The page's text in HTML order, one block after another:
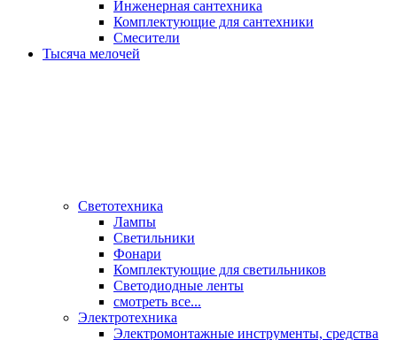
Инженерная сантехника
Комплектующие для сантехники
Смесители
Тысяча мелочей
Светотехника
Лампы
Светильники
Фонари
Комплектующие для светильников
Светодиодные ленты
смотреть все...
Электротехника
Электромонтажные инструменты, средства